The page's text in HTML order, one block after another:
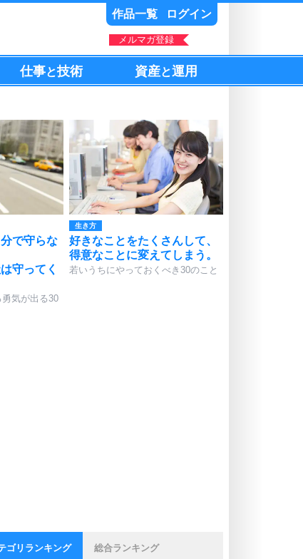
作品一覧 ログイン
メルマガ登録
仕事と技術 資産と運用
で守らな
守ってく
気が出る30
生き方
好きなことをたくさんして、
得意なことに変えてしまう。
若いうちにやっておくべき30のこと
ゴリランキング 総合ランキング